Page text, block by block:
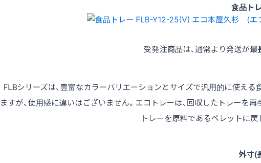
食品ト
受発注商品は、通常より発送が最
FLBシリーズは、豊富なカラーバリエーションとサイズで汎用的に使え
ますが、使用感に違いはございません。エコトレーは、回収したトレー
トレーを原料であるペレットに
外寸(